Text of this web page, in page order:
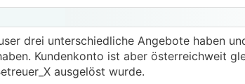
drei unterschiedliche Angebote haben
Kundenkonto ist aber österreichweit
ausgelöst wurde.